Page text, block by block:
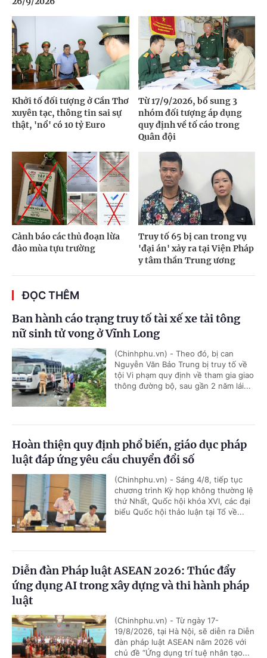
Khởi tố đối tượng ở Cần Thơ
xuyên tạc, thông tin sai sự
thật, 'nổ' có 10 tỷ Euro
Từ 17/9/2026, bổ sung 3
nhóm đối tượng áp dụng
quy định về tố cáo trong
Quân đội
Cảnh báo các thủ đoạn lừa
đảo mùa tựu trường
Truy tố 65 bị can trong vụ
'đại án' xảy ra tại Viện Pháp
y tâm thần Trung ương
ĐỌC THÊM
Ban hành cáo trạng truy tố tài xế xe tải tông
nữ sinh tử vong ở Vĩnh Long
(Chinhphu.vn) - Theo đó, bị can
Nguyễn Văn Bảo Trung bị truy tố về
tội Vi phạm quy định về tham gia giao
thông đường bộ, sau gần 2 năm lái...
Hoàn thiện quy định phổ biến, giáo dục pháp
luật đáp ứng yêu cầu chuyển đổi số
(Chinhphu.vn) - Sáng 4/8, tiếp tục
chương trình Kỳ họp không thường lệ
thứ Nhất, Quốc hội khóa XVI, các đại
biểu Quốc hội thảo luận tại Tổ về...
Diễn đàn Pháp luật ASEAN 2026: Thúc đẩy
ứng dụng AI trong xây dựng và thi hành pháp
luật
(Chinhphu.vn) - Từ ngày 17-
19/8/2026, tại Hà Nội, sẽ diễn ra Diễn
đàn pháp luật ASEAN năm 2026 với
chủ đề “Ứng dụng trí tuệ nhân tạo...